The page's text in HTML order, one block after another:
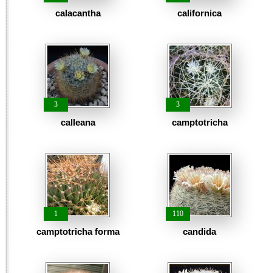
calacantha californica
3
calleana
3
camptotricha
1
camptotricha forma
110
candida